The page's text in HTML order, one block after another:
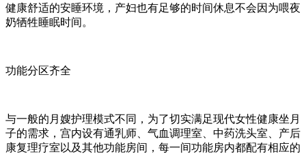
健康舒适的安睡环境，产妇也有足够的时间休息不会因为喂夜
奶牺牲睡眠时间。
功能分区齐全
与一般的月嫂护理模式不同，为了切实满足现代女性健康坐月
子的需求，宫内设有通乳师、气血调理室、中药洗头室、产后
康复理疗室以及其他功能房间，每一间功能房内都配有相应的